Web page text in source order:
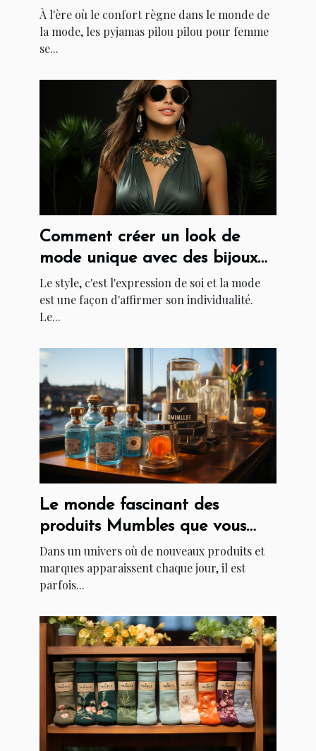
femme
À l'ère où le confort règne dans le monde de
la mode, les pyjamas pilou pilou pour femme
se...
Comment créer un look de
mode unique avec des bijoux
et accessoires
Le style, c'est l'expression de soi et la mode
est une façon d'affirmer son individualité.
Le...
Le monde fascinant des
produits Mumbles que vous
devez connaître
Dans un univers où de nouveaux produits et
marques apparaissent chaque jour, il est
parfois...